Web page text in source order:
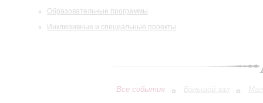
Образовательные программы
Инклюзивные и специальные проекты
Все события Большой зал